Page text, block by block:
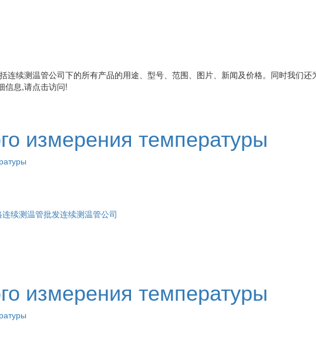
连续测温管公司下的所有产品的用途、型号、范围、图片、新闻及价格。同时我们还
信息,请点击访问!
измерения температуры
连续测温管批发连续测温管公司
измерения температуры